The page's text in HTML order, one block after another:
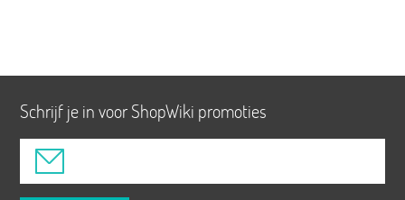
Schrijf je in voor ShopWiki promoties